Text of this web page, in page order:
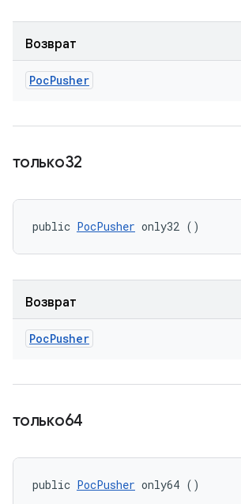
Возврат
PocPusher
только32
public PocPusher only32 ()
Возврат
PocPusher
только64
public PocPusher only64 ()